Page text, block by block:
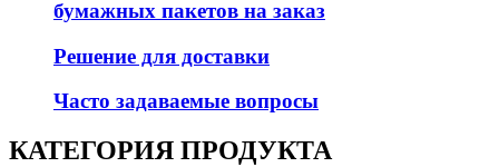
бумажных пакетов на заказ
Решение для доставки
Часто задаваемые вопросы
КАТЕГОРИЯ ПРОДУКТА